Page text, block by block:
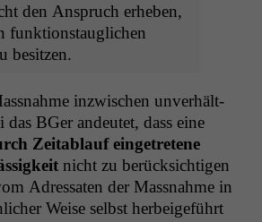
den Anspruch erheben,
funk­tion­stauglichen
besitzen.
inzwis­chen unver­hält­
BGer andeutet, dass eine
Zeitablauf einge­tretene
nicht zu berück­sichti­gen
Adres­sat­en der Mass­nahme in
Weise selb­st her­beige­führt